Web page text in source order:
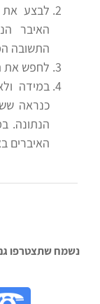
לבצע את
האיבר
התשובה
לחפש את
במידה
כנראה
הנתונה.
האיברים
נשמח שתצטרפו